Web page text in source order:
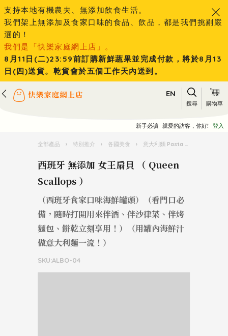
支持本地有機農夫、無添加飲食生活。
我們架上無添加及食家口味的食品、飲品，都是我們挑剔嚴
選的！
我們是「快樂家庭網上店」。
8月11日(二)23:59前訂購新鮮蔬果並完成付款，將於8月13
日(四)送貨。乾貨會於五個工作天內送到。
EN
搜尋 購物車
新手必讀 親愛的訪客，你好! 登入
全部產品 › 特別推介 › 各國美食 › 意大利麵 Pasta 王國
西班牙 無添加 女王扇貝 （ Queen
Scallops ）
（西班牙食家口味海鮮罐頭）（看門口必
備，隨時打開用來伴酒、伴沙律菜、伴烤
麵包、餅乾立刻享用！）（用罐內海鮮汁
做意大利麵一流！）
SKU:ALBO-04